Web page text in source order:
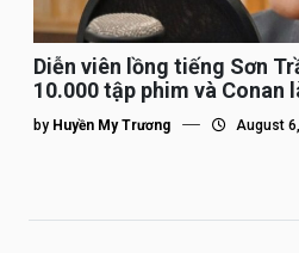
Diễn viên lồng tiếng Sơn
10.000 tập phim và Conan
nhất”
by Huyền My Trương August